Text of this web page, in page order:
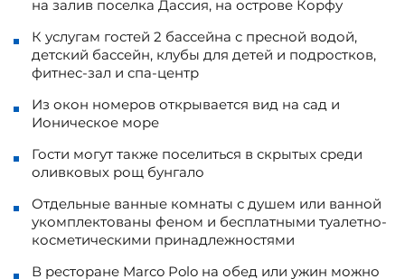
на залив поселка Дассия, на острове Корфу
К услугам гостей 2 бассейна с пресной водой,
детский бассейн, клубы для детей и подростков,
фитнес-зал и спа-центр
Из окон номеров открывается вид на сад и
Ионическое море
Гости могут также поселиться в скрытых среди
оливковых рощ бунгало
Отдельные ванные комнаты с душем или ванной
укомплектованы феном и бесплатными туалетно-
косметическими принадлежностями
В ресторане Marco Polo на обед или ужин можно